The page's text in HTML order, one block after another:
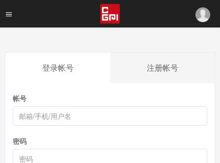
登录帐号 注册帐号
帐号
密码